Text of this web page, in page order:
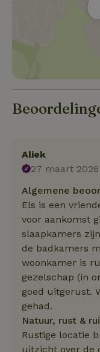
Aliek
27 maart 2026
Algemene
Els is een
voor aankomst
slaapkamers
de badkamers
woonkamer is
gezelschap (in
goed uitgerust.
gehad.
Natuur, rust &
Rustige locatie
uitzicht over de